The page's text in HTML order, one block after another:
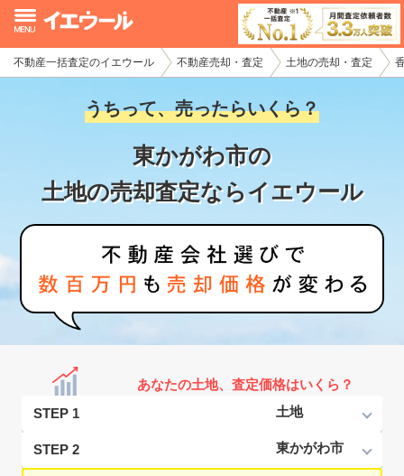
不動産一括査定のイエウール 不動産売却・査定 土地の売却・査定
うちって、売ったらいくら？
東かがわ市の
土地の売却査定ならイエウール
あなたの土地、査定価格はいくら？
STEP 1
STEP 2
イエウール加盟希望の不動産会社様
初めての方へ
不動産の売却・一括査定
家査定シミュレーター
お問い合わせ